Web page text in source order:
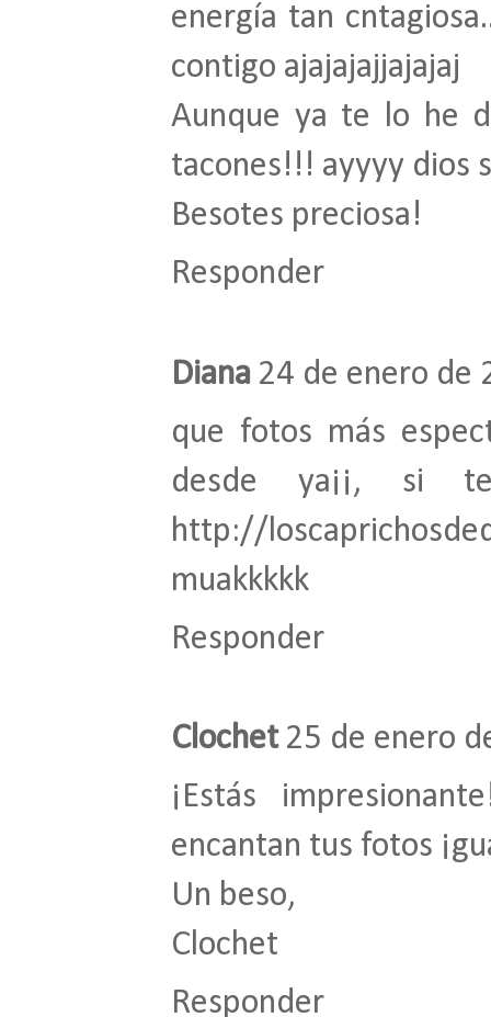
energía tan
contigo ajajajajjajajaj
Aunque ya te lo he
tacones!!! ayyyy dios
Besotes preciosa!
Responder
Diana 24 de enero de
que fotos más
desde ya¡¡, si
http://
muakkkkk
Responder
Clochet 25 de enero
¡Estás
encantan tus fotos
Un beso,
Clochet
Responder